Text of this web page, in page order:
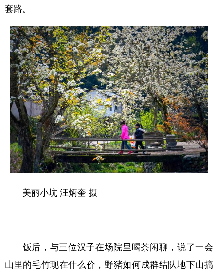
套路。
美丽小坑 汪炳奎 摄
饭后，与三位汉子在场院里喝茶闲聊，说了一会
山里的毛竹现在什么价，野猪如何成群结队地下山搞